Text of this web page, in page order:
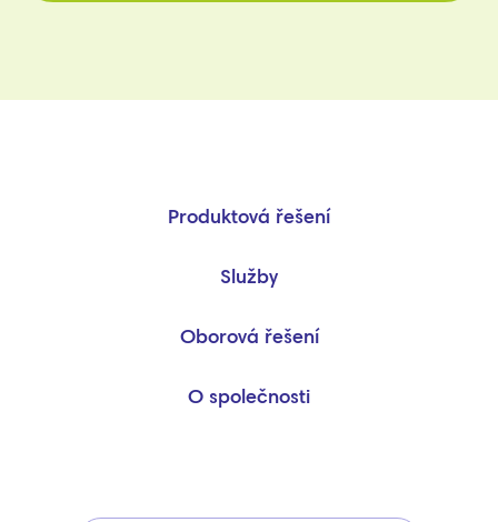
Produktová řešení
Služby
Oborová řešení
O společnosti